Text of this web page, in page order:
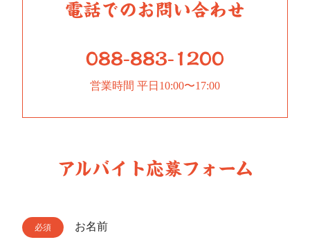
電話でのお問い合わせ
088-883-1200
営業時間 平日10:00〜17:00
アルバイト応募フォーム
お名前